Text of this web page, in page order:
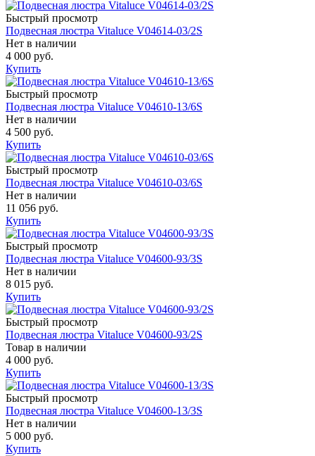
Быстрый просмотр
Подвесная люстра Vitaluce V04614-03/2S
Нет в наличии
4 000 руб.
Купить
Быстрый просмотр
Подвесная люстра Vitaluce V04610-13/6S
Нет в наличии
4 500 руб.
Купить
Быстрый просмотр
Подвесная люстра Vitaluce V04610-03/6S
Нет в наличии
11 056 руб.
Купить
Быстрый просмотр
Подвесная люстра Vitaluce V04600-93/3S
Нет в наличии
8 015 руб.
Купить
Быстрый просмотр
Подвесная люстра Vitaluce V04600-93/2S
Товар в наличии
4 000 руб.
Купить
Быстрый просмотр
Подвесная люстра Vitaluce V04600-13/3S
Нет в наличии
5 000 руб.
Купить